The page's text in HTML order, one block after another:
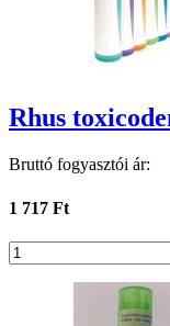
Rhus
Bruttó fogyasztói ár:
1 717 Ft